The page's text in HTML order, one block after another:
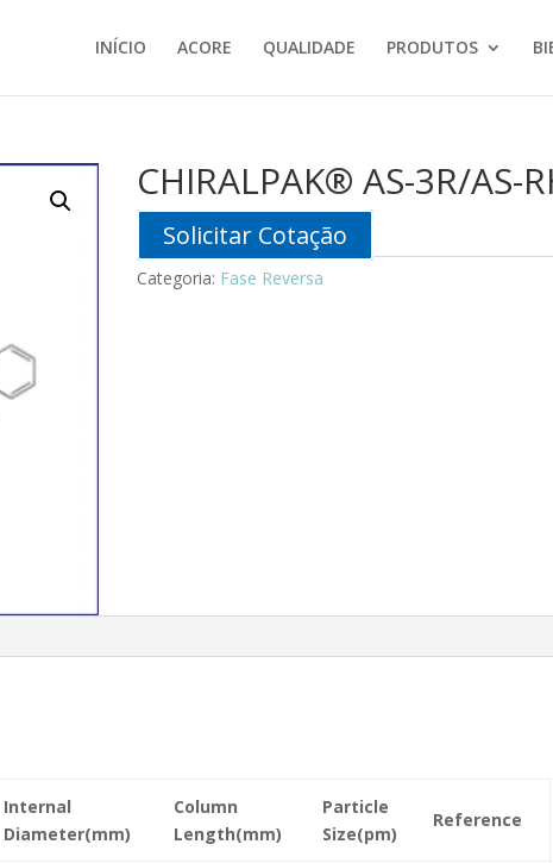
INÍCIO ACORE QUALIDADE PRODUTOS
CHIRALPAK® AS-3R/AS-
Solicitar Cotação
Categoria: Fase Reversa
Internal
Diameter(mm)
Column
Length(mm)
Particle
Size(pm)
Reference